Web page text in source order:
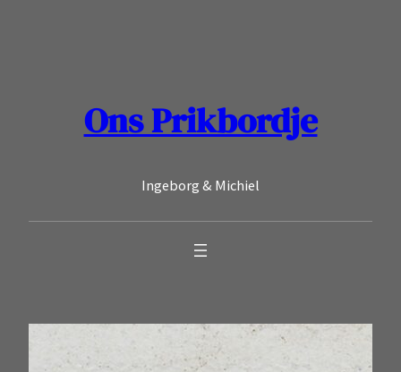
Ons Prikbordje
Ingeborg & Michiel